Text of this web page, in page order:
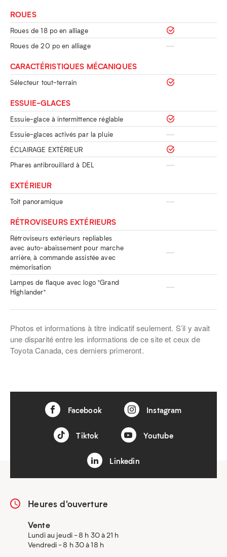
ROUES
Roues de 18 po en alliage
Roues de 20 po en alliage
CARACTÉRISTIQUES MÉCANIQUES
Sélecteur tout-terrain
ESSUIE-GLACES
Essuie-glace à intermittence réglable
Essuie-glaces activés par la pluie
ÉCLAIRAGE EXTÉRIEUR
Phares antibrouillard à DEL
EXTÉRIEUR
Toit panoramique
RÉTROVISEURS EXTÉRIEURS
Rétroviseurs extérieurs repliables
avec auto-abaissement pour marche
arrière, à commande assistée avec
mémorisation
Lampes de flaque avec logo "Grand
Highlander"
Photos et informations à titre indicatif seulement. S’il y avait
une disparité entre les informations de ce site et ceux de
Toyota Canada, ces derniers primeront.
Facebook Instagram
Tiktok Youtube
Linkedin
Heures d'ouverture
Vente
Lundi au jeudi - 8 h 30 à 21 h
Vendredi - 8 h 30 à 18 h